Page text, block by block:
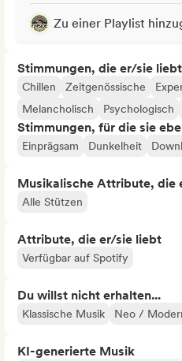
Zu einer Playlist
Stimmungen, die er/sie liebt
Chillen Zeitgenössische
Melancholisch
Psychologisch
Stimmungen, für die sie
Einprägsam Dunkelheit
Musikalische Attribute, die
Alle Stützen
Attribute, die er/sie liebt
Verfügbar auf Spotify
Du willst nicht erhalten...
Klassische Musik Neo /
KI-generierte Musik